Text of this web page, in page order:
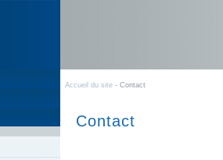
Accueil du site - Contact
Contact